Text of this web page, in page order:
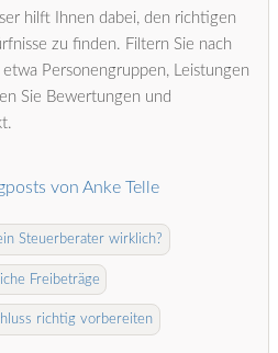
hilft Ihnen dabei, den richtigen
zu finden. Filtern Sie nach
Personengruppen, Leistungen
Sie Bewertungen und
von Anke Telle
Steuerberater wirklich?
Freibeträge
richtig vorbereiten